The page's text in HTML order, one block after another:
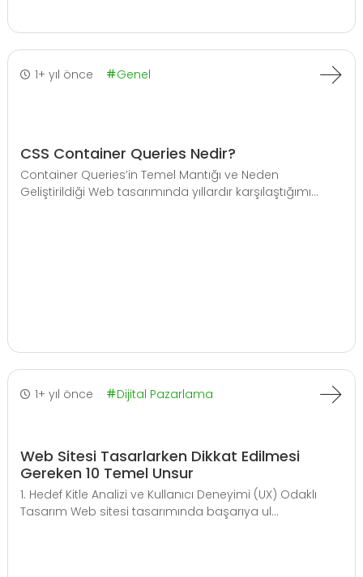
1+ yıl önce Genel
CSS Container Queries Nedir?
Container Queries’in Temel Mantığı ve Neden
Geliştirildiği Web tasarımında yıllardır karşılaştığımı...
1+ yıl önce Dijital Pazarlama
Web Sitesi Tasarlarken Dikkat Edilmesi
Gereken 10 Temel Unsur
1. Hedef Kitle Analizi ve Kullanıcı Deneyimi (UX) Odaklı
Tasarım Web sitesi tasarımında başarıya ul...